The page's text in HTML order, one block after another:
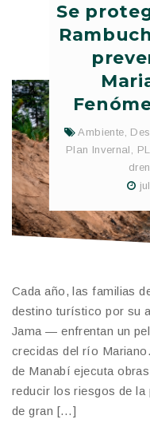
Se
Ambiente,
Plan Invernal ,
Cada año, las familias
destino turístico por su
Jama — enfrentan un
crecidas del río
de Manabí ejecuta
reducir los riesgos de
de gran […]